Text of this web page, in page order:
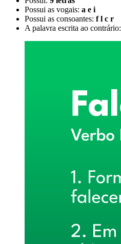
Possui as vogais: a e i
Possui as consoantes: f l c r
A palavra escrita ao contrário: